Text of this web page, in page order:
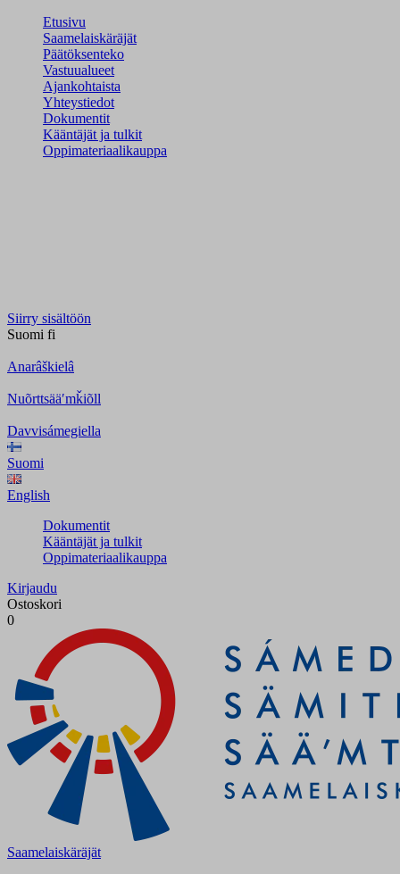
Etusivu
Saamelaiskäräjät
Päätöksenteko
Vastuualueet
Ajankohtaista
Yhteystiedot
Dokumentit
Kääntäjät ja tulkit
Oppimateriaalikauppa
Siirry sisältöön
Suomi fi
Anarâškielâ
Nuõrttsääʹmǩiõll
Davvisámegiella
Suomi
English
Dokumentit
Kääntäjät ja tulkit
Oppimateriaalikauppa
Kirjaudu
Ostoskori
0
Saamelaiskäräjät